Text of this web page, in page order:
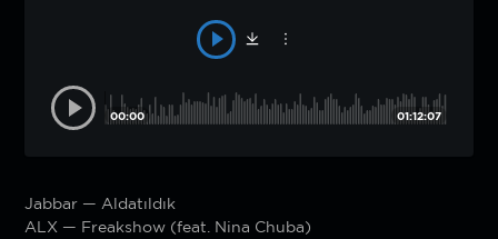
00:00 01:12:07
Jabbar — Aldatıldık
ALX — Freakshow (feat. Nina Chuba)